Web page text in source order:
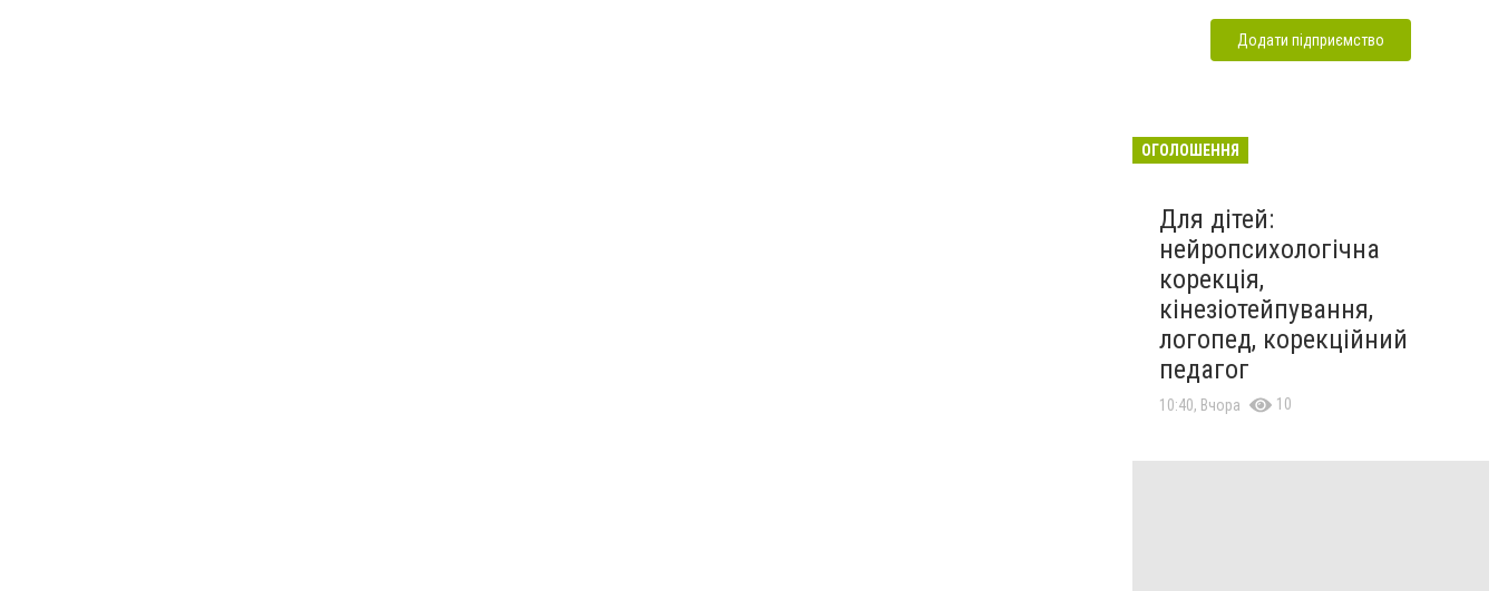
Додати підприємство
ОГОЛОШЕННЯ
Для дітей:
нейропсихологічна
корекція,
кінезіотейпування,
логопед, корекційний
педагог
10:40, Вчора 10